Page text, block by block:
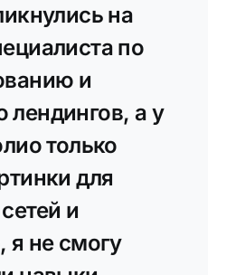
на
по
и
а у
только
для
и
я не смогу